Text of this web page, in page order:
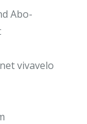
Abo-
vivavelo